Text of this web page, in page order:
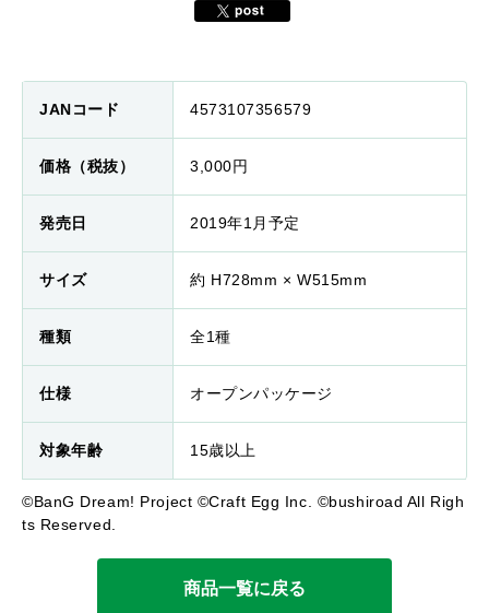
JANコード 4573107356579
価格（税抜） 3,000円
発売日 2019年1月予定
サイズ 約 H728mm × W515mm
種類 全1種
仕様 オープンパッケージ
対象年齢 15歳以上
©BanG Dream! Project ©Craft Egg Inc. ©bushiroad All Righ
ts Reserved.
商品一覧に戻る